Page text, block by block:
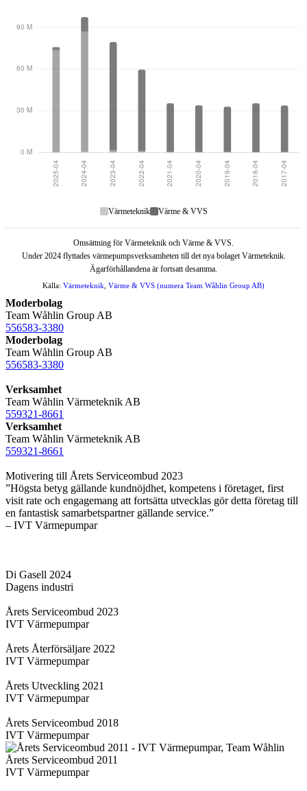
Värmeteknik
Värme
Värmeteknik Värme & VVS
Omsättning för Värmeteknik och Värme & VVS.
Under 2024 flyttades värmepumpsverksamheten till det nya bolaget Värmeteknik.
Ägarförhållandena är fortsatt desamma.
Källa: Värmeteknik Värme & VVS (numera Team Wåhlin Group AB)
Moderbolag
Team Wåhlin Group AB
556583-3380
Moderbolag
Team Wåhlin Group AB
556583-3380
Verksamhet
Team Wåhlin Värmeteknik AB
559321-8661
Verksamhet
Team Wåhlin Värmeteknik AB
559321-8661
Motivering till Årets Serviceombud 2023
”Högsta betyg gällande kundnöjdhet, kompetens i företaget, first
visit rate och engagemang att fortsätta utvecklas gör detta företag till
en fantastisk samarbetspartner gällande service.”
– IVT Värmepumpar
Di Gasell 2024
Dagens industri
Årets Serviceombud 2023
IVT Värmepumpar
Årets Återförsäljare 2022
IVT Värmepumpar
Årets Utveckling 2021
IVT Värmepumpar
Årets Serviceombud 2018
IVT Värmepumpar
Årets Serviceombud 2011
IVT Värmepumpar